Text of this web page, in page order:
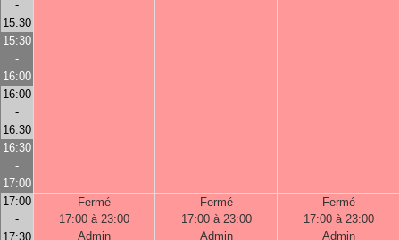
-
15:30
15:30
-
16:00
16:00
-
16:30
16:30
-
17:00
17:00
-
17:30
Fermé
17:00 à 23:00
Admin
Fermé
17:00 à 23:00
Admin
Fermé
17:00 à 23:00
Admin